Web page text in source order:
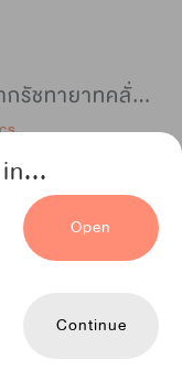
Open
Continue
เอาตัวรอดจากรัชทายาทคลั่งรัก
าสามชาติภพ